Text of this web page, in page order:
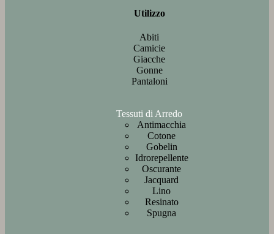
Utilizzo
Abiti
Camicie
Giacche
Gonne
Pantaloni
Tessuti di Arredo
Antimacchia
Cotone
Gobelin
Idrorepellente
Oscurante
Jacquard
Lino
Resinato
Spugna